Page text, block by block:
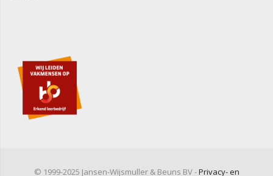
© 1999-2025 Jansen-Wijsmuller & Beuns BV -Privacy- en